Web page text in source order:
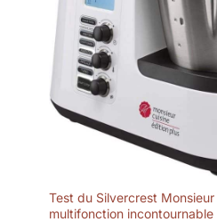
Test du Silvercrest Monsieur
multifonction incontournable